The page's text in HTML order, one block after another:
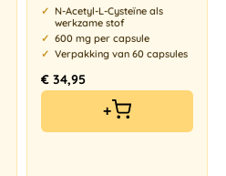
N-Acetyl-L-Cysteïne als
werkzame stof
600 mg per capsule
Verpakking van 60 capsules
€ 34,95
+